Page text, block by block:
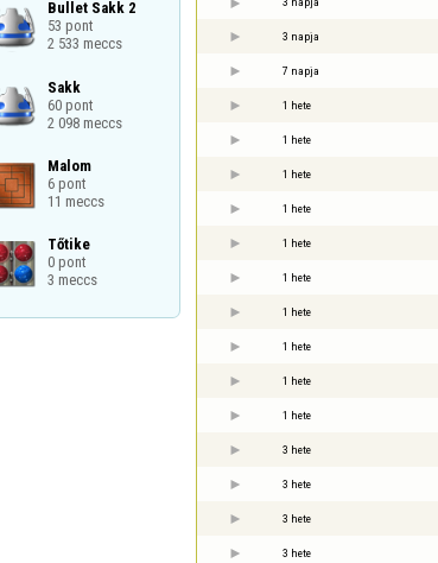
Bullet Sakk 2
53 pont
2 533 meccs
Sakk
60 pont
2 098 meccs
Malom
6 pont
11 meccs
Tőtike
0 pont
3 meccs
3 napja
7 napja
1 hete
1 hete
1 hete
1 hete
1 hete
1 hete
1 hete
1 hete
1 hete
1 hete
3 hete
3 hete
3 hete
3 hete